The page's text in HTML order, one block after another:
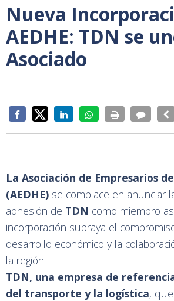
Nueva
AEDHE: TDN se
Asociado
La Asociación de Empresarios
(AEDHE) se complace en anunciar
adhesión de TDN como miembro
incorporación subraya el
desarrollo económico y la
la región.
TDN, una empresa de
del transporte y la logística,